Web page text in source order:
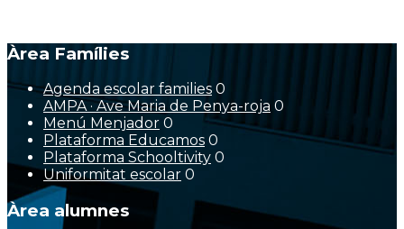
Àrea Famílies
Agenda escolar families 0
AMPA · Ave Maria de Penya-roja 0
Menú Menjador 0
Plataforma Educamos 0
Plataforma Schooltivity 0
Uniformitat escolar 0
Àrea alumnes